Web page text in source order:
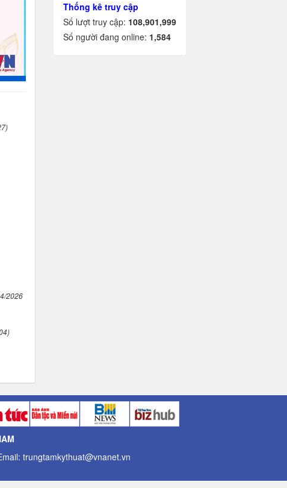
2026
Thống kê truy cập
Số lượt truy cập: 108,901,999
Số người đang online: 1,584
trungtamkythuat@vnanet.vn